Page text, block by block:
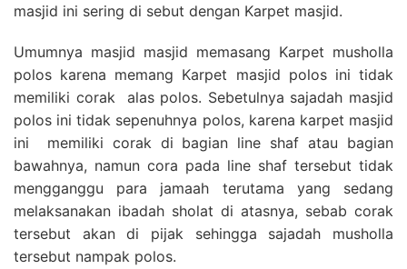
masjid ini sering di sebut dengan Karpet masjid.
Umumnya masjid masjid memasang Karpet musholla
polos karena memang Karpet masjid polos ini tidak
memiliki corak alas polos. Sebetulnya sajadah masjid
polos ini tidak sepenuhnya polos, karena karpet masjid
ini memiliki corak di bagian line shaf atau bagian
bawahnya, namun cora pada line shaf tersebut tidak
mengganggu para jamaah terutama yang sedang
melaksanakan ibadah sholat di atasnya, sebab corak
tersebut akan di pijak sehingga sajadah musholla
tersebut nampak polos.